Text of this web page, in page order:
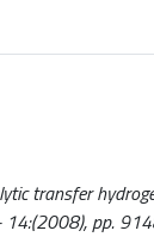
transfer
- 14:(2008), pp.